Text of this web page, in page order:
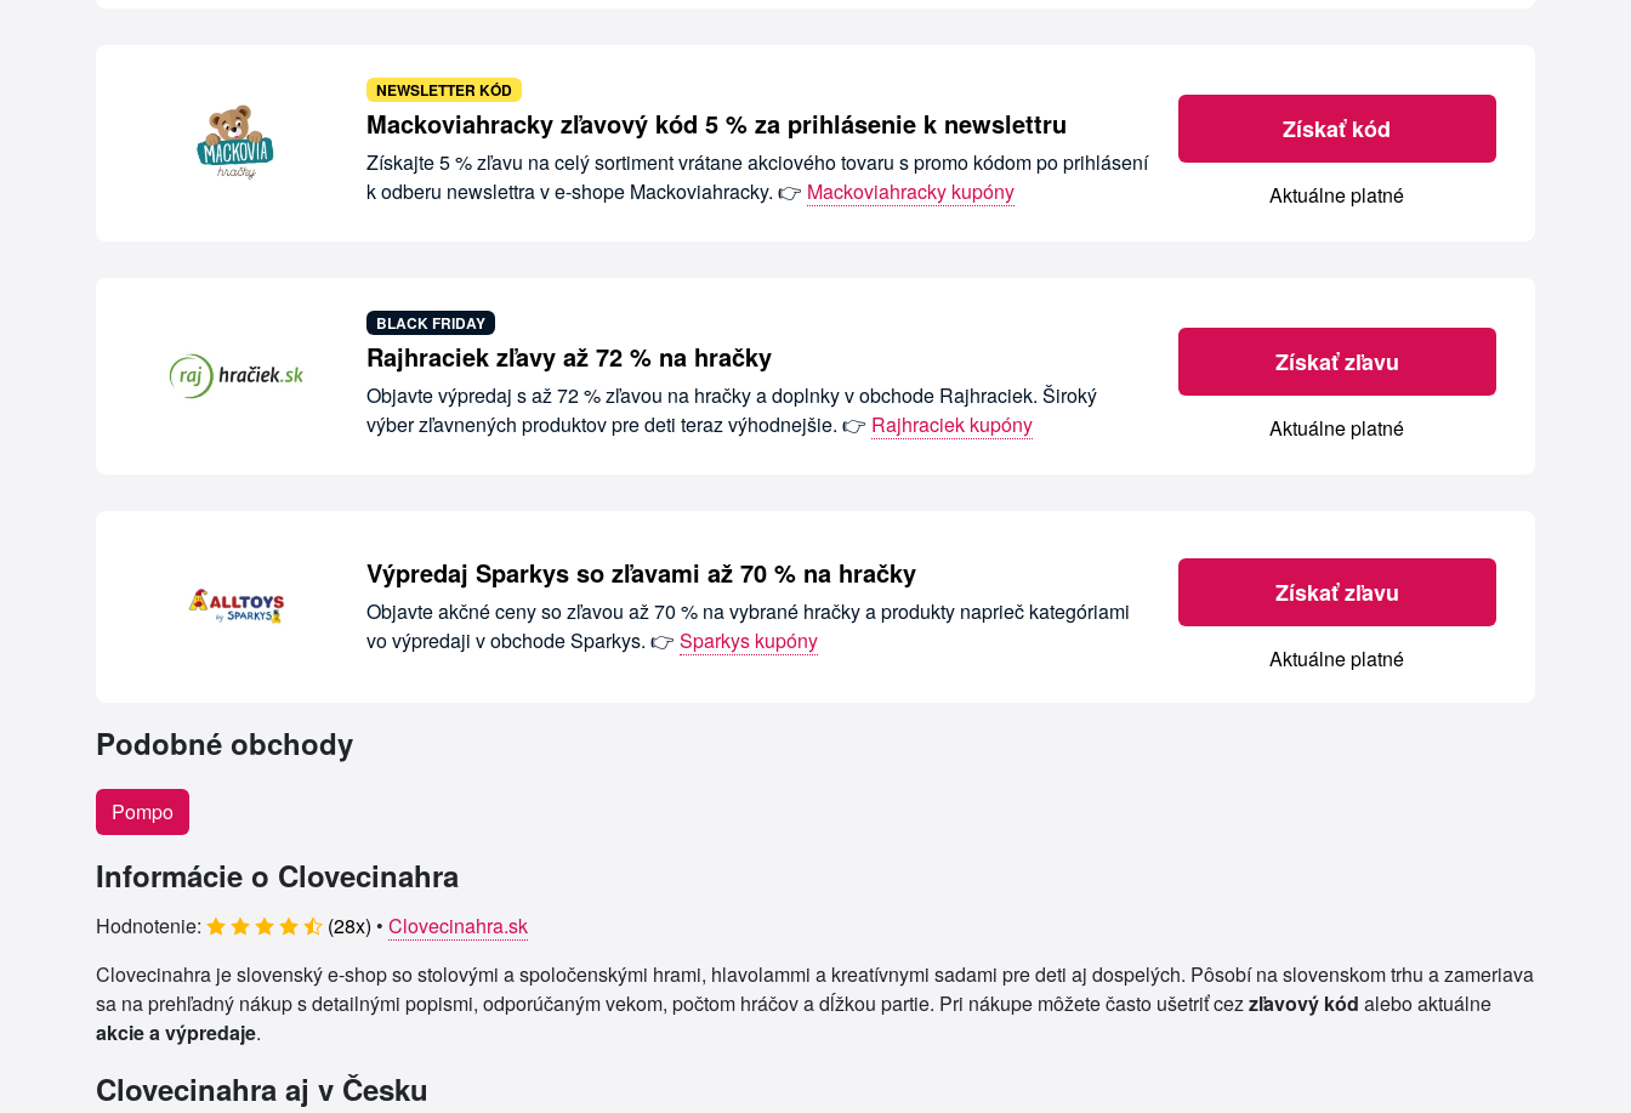
NEWSLETTER KÓD
Mackoviahracky zľavový kód 5 % za prihlásenie k newslettru
Získajte 5 % zľavu na celý sortiment vrátane akciového tovaru s promo kódom po prihlásení
k odberu newslettra v e-shope Mackoviahracky. 👉 Mackoviahracky kupóny
Získať kód
Aktuálne platné
BLACK FRIDAY
Rajhraciek zľavy až 72 % na hračky
Objavte výpredaj s až 72 % zľavou na hračky a doplnky v obchode Rajhraciek. Široký
výber zľavnených produktov pre deti teraz výhodnejšie. 👉 Rajhraciek kupóny
Získať zľavu
Aktuálne platné
Výpredaj Sparkys so zľavami až 70 % na hračky
Objavte akčné ceny so zľavou až 70 % na vybrané hračky a produkty naprieč kategóriami
vo výpredaji v obchode Sparkys. 👉 Sparkys kupóny
Získať zľavu
Aktuálne platné
Podobné obchody
Pompo
Informácie o Clovecinahra
Hodnotenie: (28x) • Clovecinahra.sk
Clovecinahra je slovenský e‑shop so stolovými a spoločenskými hrami, hlavolammi a kreatívnymi sadami pre deti aj dospelých. Pôsobí na slovenskom trhu a zameriava
sa na prehľadný nákup s detailnými popismi, odporúčaným vekom, počtom hráčov a dĺžkou partie. Pri nákupe môžete často ušetriť cezzľavový kód alebo aktuálne
akcie a výpredaje.
Clovecinahra aj v Česku